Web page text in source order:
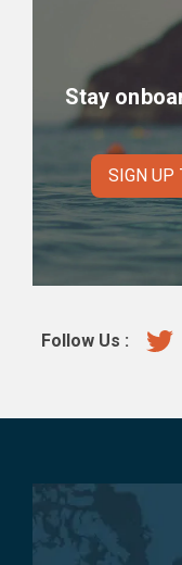
Stay
SIGN UP
Follow Us :